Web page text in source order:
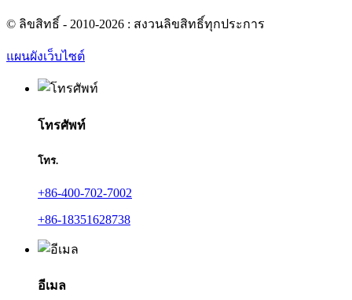
© ลิขสิทธิ์ - 2010-2026 : สงวนลิขสิทธิ์ทุกประการ
แผนผังเว็บไซต์
โทรศัพท์
โทร.
+86-400-702-7002
+86-18351628738
อีเมล